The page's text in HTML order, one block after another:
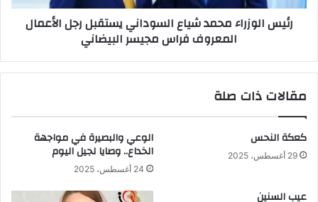
المعروف
فراسرئيس الوزراء محمد شياع السوداني يستقبل رجل الأعمال
المعروف فراس مجيسر البيضاني
مقالات ذات صلة
كعكة النحس
29 أغسطس، 2025
الوعي والبصيرة في مواجهة
الخداع.. وصايا لجيل اليوم
24 أغسطس، 2025
عيب السنين